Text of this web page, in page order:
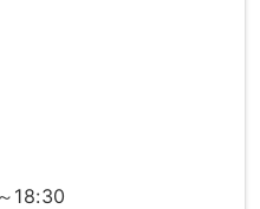
18:30